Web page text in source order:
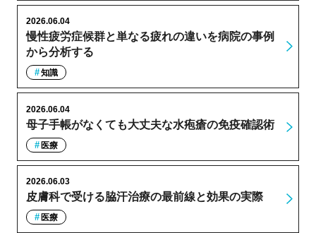
慢性疲労症候群と単なる疲れの違いを病院の事例
から分析する
2026.06.04
知識
母子手帳がなくても大丈夫な水疱瘡の免疫確認術
2026.06.04
医療
皮膚科で受ける脇汗治療の最前線と効果の実際
2026.06.03
医療